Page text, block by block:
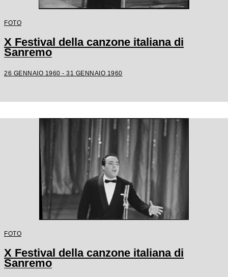
FOTO
X Festival della canzone italiana di
Sanremo
26 GENNAIO 1960 - 31 GENNAIO 1960
FOTO
X Festival della canzone italiana di
Sanremo